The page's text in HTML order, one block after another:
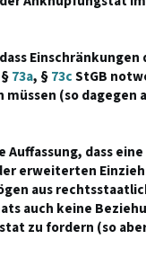
73a, §73cStGB
(so dagegen
dass
erweiterten
aus
auch keine
zu fordern (so